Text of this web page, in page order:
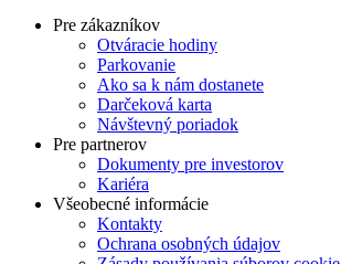
Pre zákazníkov
Otváracie hodiny
Parkovanie
Ako sa k nám dostanete
Darčeková karta
Návštevný poriadok
Pre partnerov
Dokumenty pre investorov
Kariéra
Všeobecné informácie
Kontakty
Ochrana osobných údajov